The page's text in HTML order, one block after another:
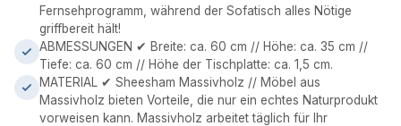
Fernsehprogramm, während der Sofatisch alles Nötige
griffbereit hält!
ABMESSUNGEN ✔ Breite: ca. 60 cm // Höhe: ca. 35 cm //
Tiefe: ca. 60 cm // Höhe der Tischplatte: ca. 1,5 cm.
MATERIAL ✔ Sheesham Massivholz // Möbel aus
Massivholz bieten Vorteile, die nur ein echtes Naturprodukt
vorweisen kann. Massivholz arbeitet täglich für Ihr